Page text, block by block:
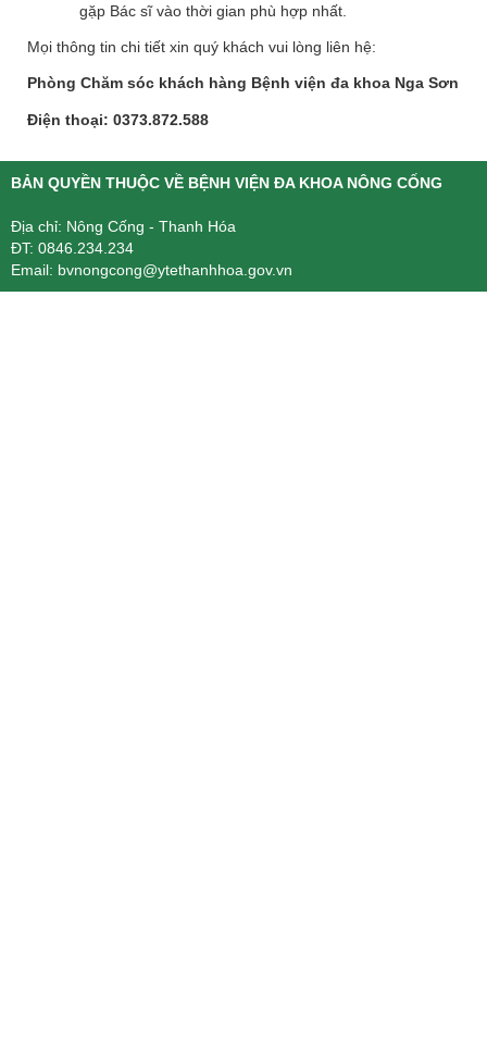
gặp Bác sĩ vào thời gian phù hợp nhất.
Mọi thông tin chi tiết xin quý khách vui lòng liên hệ:
Phòng Chăm sóc khách hàng Bệnh viện đa khoa Nga Sơn
Điện thoại: 0373.872.588
BẢN QUYỀN THUỘC VỀ BỆNH VIỆN ĐA KHOA NÔNG CỐNG
Địa chỉ: Nông Cống - Thanh Hóa
ĐT: 0846.234.234
Email: bvnongcong@ytethanhhoa.gov.vn